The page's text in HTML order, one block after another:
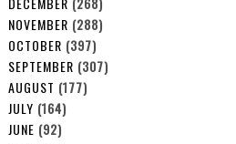
NOVEMBER (288)
OCTOBER (397)
SEPTEMBER (307)
AUGUST (177)
JULY (164)
JUNE (92)